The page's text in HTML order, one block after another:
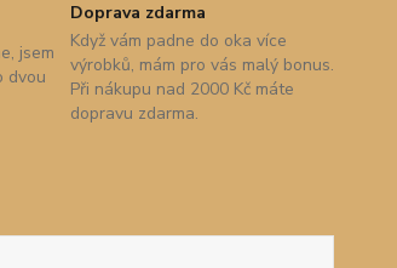
jsem
dvou
Doprava zdarma
Když vám padne do oka více
výrobků, mám pro vás malý bonus.
Při nákupu nad 2000 Kč máte
dopravu zdarma.